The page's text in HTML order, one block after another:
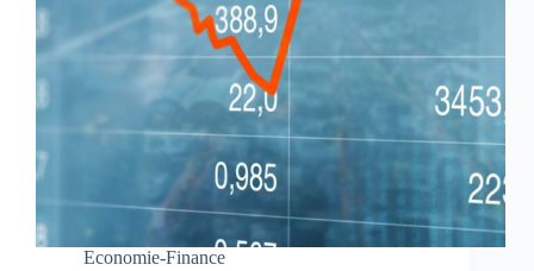
Economie-Finance